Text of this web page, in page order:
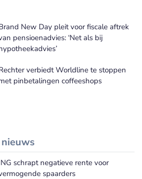
New Day pleit voor fiscale aftrek
pensioenadvies: ‘Net als bij
verbiedt Worldline te stoppen
pinbetalingen coffeeshops
Meer Rentederivaten nieuws
schrapt negatieve rente voor
spaarders